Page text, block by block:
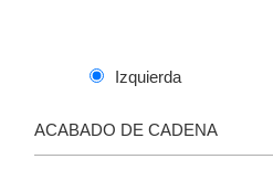
Izquierda
ACABADO DE CADENA